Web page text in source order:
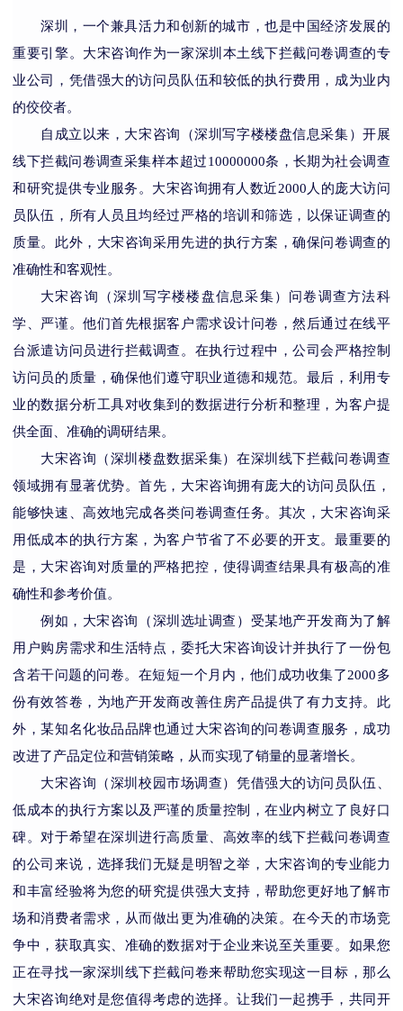
深圳，一个兼具活力和创新的城市，也是中国经济发展的
重要引擎。 大宋咨询作为一家深圳本土线下拦截问卷调查的专
业公司，凭借强大的访问员队伍和较低的执行费用，成为业内
的佼佼者。
自成立以来， 大宋咨询 （深圳写字楼楼盘信息采集）开展
线下拦截问卷调查采集样本超过10000000条，长期为社会调查
和研究提供专业服务 。大宋咨询拥有人数近2000 人的庞大访问
员队伍， 所有人员 且均经过严格的培训和筛选，以保证调查的
质量。此外， 大宋咨询采用先进的执行方案，确保问卷调查的
准确性和客观性。
大宋咨询
（深圳写字楼楼盘信息采集） 问卷调查方法科
学、严谨。他们首先根据客户需求设计问卷，然后通过在线平
台派遣访问员进行拦截调查。在执行过程中，公司会严格控制
访问员的质量，确保他们遵守职业道德和规范。最后，利用专
业的数据分析工具对收集到的数据进行分析和整理，为客户提
供全面、准确的调研结果。
大宋咨询 （深圳楼盘数据采集） 在深圳线下拦截问卷调查
领域拥有显著优势。首先， 大宋咨询拥有庞大的访问员队伍，
能够快速、高效地完成各类问卷调查任务。其次， 大宋咨询采
用低成本的执行方案，为客户节省了不必要的开支。最重要的
是， 大宋咨询对质量的严格把控，使得调查结果具有极高的准
确性和参考价值。
例如， 大宋咨询 （深圳选址调查） 受某地产开发商为了解
用户购房需求和生活特点 ，委托大宋咨询设计并执行了一份包
含若干问题的问卷。在短短一个月内，他们成功收集了2000多
份有效答卷，为地产开发商改善住房产品提供了有力支持。此
外，某知名化妆品品牌也通过大宋咨询的问卷调查 服务，成功
改进了产品定位和营销策略，从而实现了销量的显著增长。
大宋咨询 （深圳校园市场调查） 凭借强大的访问员队伍、
低成本的执行方案以及严谨的质量控制，在业内树立了良好口
碑。对于希望在深圳进行高质量、高效率的线下拦截问卷调查
的公司来说，选择我们无疑是明智之举 ，大宋咨询的专业能力
和丰富经验将为您的研究提供强大支持，帮助您更好地了解市
场和消费者需求，从而做出更为准确的决策。在今天的市场竞
争中，获取真实、准确的数据对于企业来说至关重要。如果您
正在寻找一家深圳线下拦截问卷来帮助您实现这一目标，那么
大宋咨询绝对是您值得考虑的选择。让我们一起携手，共同开